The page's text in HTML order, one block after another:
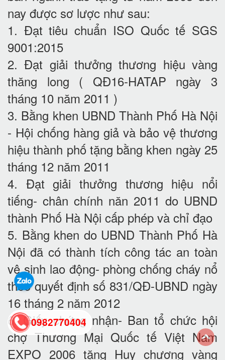
nay được sơ lược như sau:
1. Đạt tiêu chuẩn ISO Quốc tế SGS
9001:2015
2. Đạt giải thưởng thương hiệu vàng
thăng long ( QĐ16-HATAP ngày 3
tháng 10 năm 2011 )
3. Bằng khen UBND Thành Phố Hà Nội
- Hội chống hàng giả và bảo vệ thương
hiệu thành phố tặng bằng khen ngày 25
tháng 12 năm 2011
4. Đạt giải thưởng thương hiệu nổi
tiếng- chân chính năn 2011 do UBND
thành Phố Hà Nội cấp phép và chỉ đạo
5. Bằng khen do UBND Thành Phố Hà
Nội đã có thành tích công tác an toàn
vệ sinh lao động- phòng chống cháy nổ
theo quyết định số 831/QĐ-UBND ngày
16 tháng 2 năm 2012
6. Giấy chứng nhận- Ban tổ chức hội
chợ Thương Mại Quốc tế Việt Nam
EXPO 2006 tặng Huy chương vàng
0982770404
back